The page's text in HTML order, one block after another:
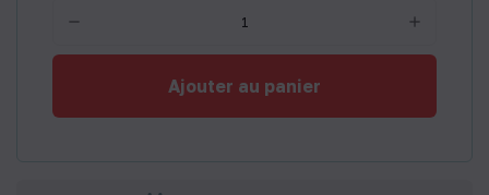
Ajouter au panier